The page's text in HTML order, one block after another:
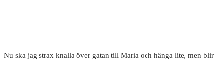
Nu ska jag strax knalla över gatan till Maria och hänga lite, men blir